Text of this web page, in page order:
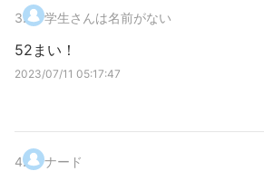
3. 学生さんは名前がない
52まい！
2023/07/11 05:17:47
4. ナード